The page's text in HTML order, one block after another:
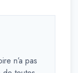
n’a pas